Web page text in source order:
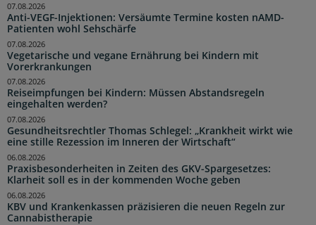
Anti-VEGF-Injektionen: Versäumte Termine kosten nAMD-
Patienten wohl Sehschärfe
07.08.2026
Vegetarische und vegane Ernährung bei Kindern mit
Vorerkrankungen
07.08.2026
Reiseimpfungen bei Kindern: Müssen Abstandsregeln
eingehalten werden?
07.08.2026
Gesundheitsrechtler Thomas Schlegel: „Krankheit wirkt wie
eine stille Rezession im Inneren der Wirtschaft“
07.08.2026
Praxisbesonderheiten in Zeiten des GKV-Spargesetzes:
Klarheit soll es in der kommenden Woche geben
06.08.2026
KBV und Krankenkassen präzisieren die neuen Regeln zur
Cannabistherapie
06.08.2026